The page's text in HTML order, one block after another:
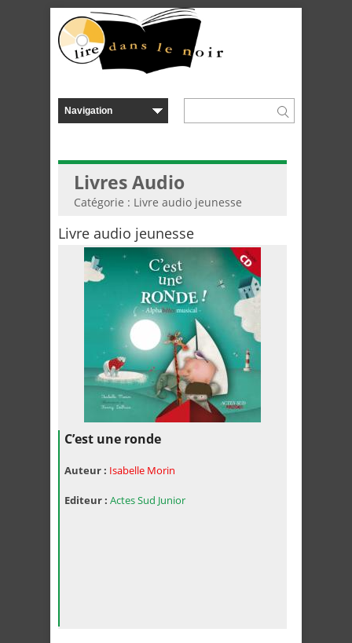
Livres Audio
Catégorie : Livre audio jeunesse
Livre audio jeunesse
C’est une ronde
Auteur : Isabelle Morin
Editeur : Actes Sud Junior